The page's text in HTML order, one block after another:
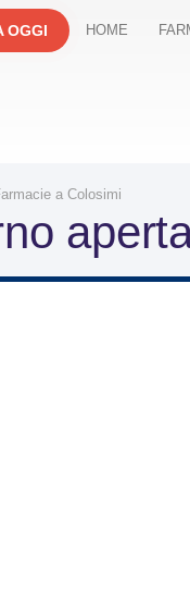
OGGI HOME
a Colosimi